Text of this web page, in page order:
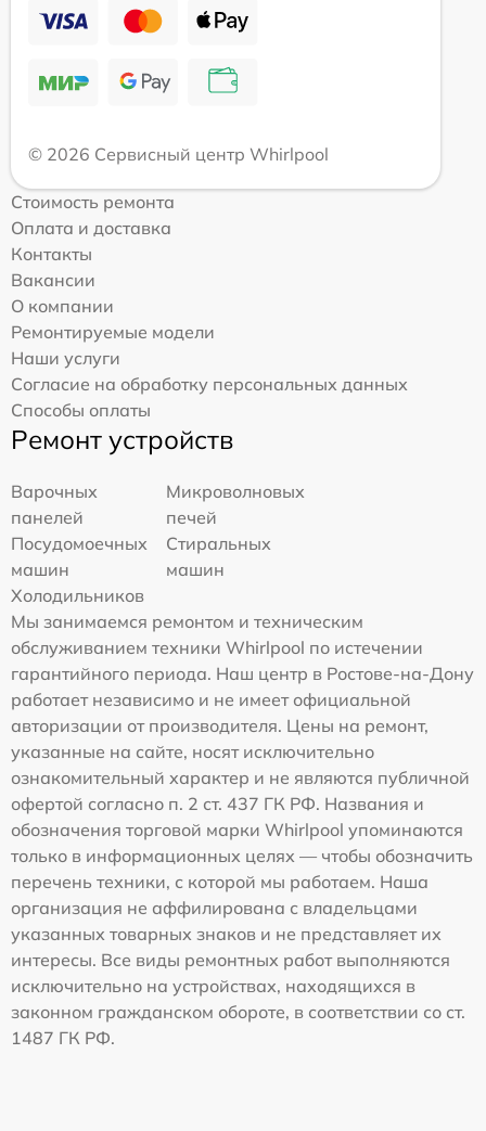
© 2026 Сервисный центр Whirlpool
Стоимость ремонта
Оплата и доставка
Контакты
Вакансии
О компании
Ремонтируемые модели
Наши услуги
Согласие на обработку персональных данных
Способы оплаты
Ремонт устройств
Варочных
панелей
Микроволновых
печей
Посудомоечных
машин
Стиральных
машин
Холодильников
Мы занимаемся ремонтом и техническим
обслуживанием техники Whirlpool по истечении
гарантийного периода. Наш центр в Ростове-на-Дону
работает независимо и не имеет официальной
авторизации от производителя. Цены на ремонт,
указанные на сайте, носят исключительно
ознакомительный характер и не являются публичной
офертой согласно п. 2 ст. 437 ГК РФ. Названия и
обозначения торговой марки Whirlpool упоминаются
только в информационных целях — чтобы обозначить
перечень техники, с которой мы работаем. Наша
организация не аффилирована с владельцами
указанных товарных знаков и не представляет их
интересы. Все виды ремонтных работ выполняются
исключительно на устройствах, находящихся в
законном гражданском обороте, в соответствии со ст.
1487 ГК РФ.